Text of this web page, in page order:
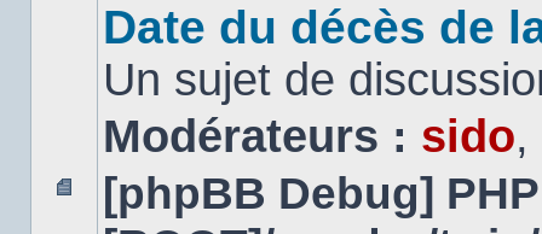
Aucun
Date du décès de
Un sujet de
Modérateurs : sido,
[phpBB Debug]